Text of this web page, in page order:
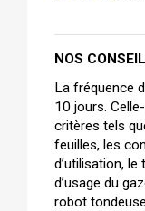
NOS
La fréquence
10 jours.
critères tels
feuilles, les
d’utilisation,
d’usage du
robot